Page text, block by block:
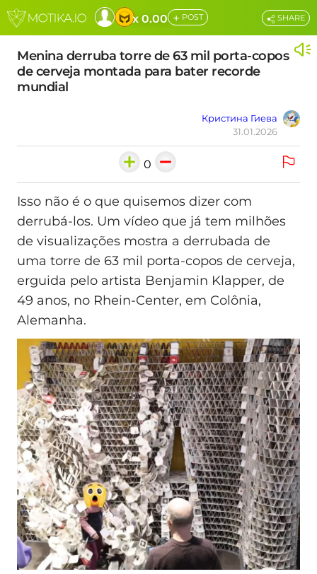
x 0.00 + POST
Menina derruba torre de 63 mil porta-copos
de cerveja montada para bater recorde
mundial
Кристина Гиева
31.01.2026
SHARE
0
Isso não é o que quisemos dizer com
derrubá-los. Um vídeo que já tem milhões
de visualizações mostra a derrubada de
uma torre de 63 mil porta-copos de cerveja,
erguida pelo artista Benjamin Klapper, de
49 anos, no Rhein-Center, em Colônia,
Alemanha.